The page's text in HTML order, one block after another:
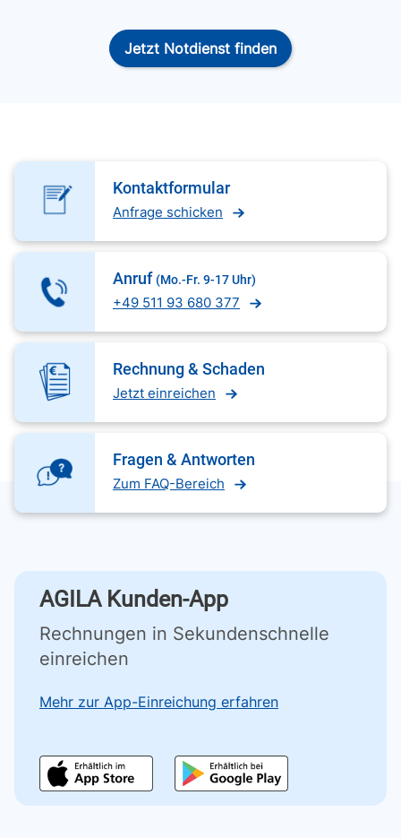
Jetzt Notdienst finden
Kontaktformular
Anfrage schicken
Anruf (Mo.-Fr. 9-17 Uhr)
+49 511 93 680 377
Rechnung & Schaden
Jetzt einreichen
Fragen & Antworten
Zum FAQ-Bereich
AGILA Kunden-App
Rechnungen in Sekundenschnelle
einreichen
Mehr zur App-Einreichung erfahren